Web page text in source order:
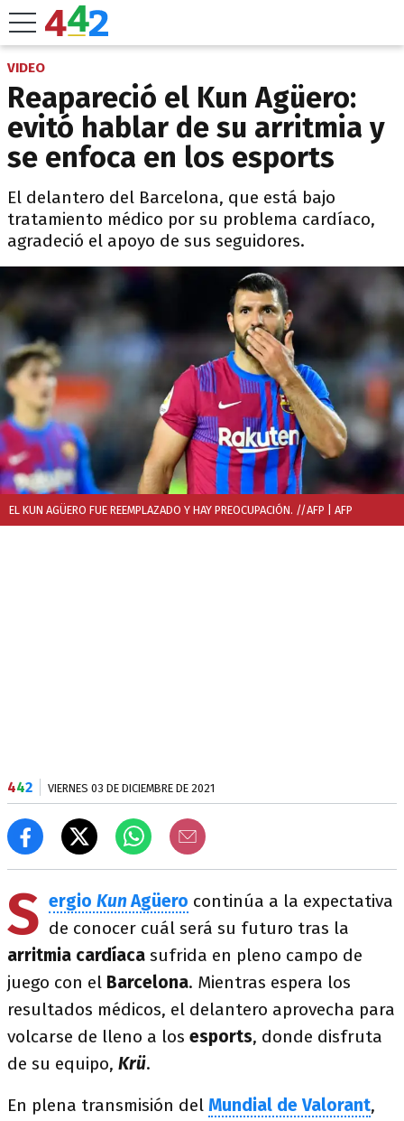
VIDEO
Reapareció el Kun Agüero:
evitó hablar de su arritmia y
se enfoca en los esports
El delantero del Barcelona, que está bajo
tratamiento médico por su problema cardíaco,
agradeció el apoyo de sus seguidores.
EL KUN AGÜERO FUE REEMPLAZADO Y HAY PREOCUPACIÓN. //AFP | AFP
442 VIERNES 03 DE DICIEMBRE DE 2021
S ergio KunAgüero continúa a la expectativa
de conocer cuál será su futuro tras la
arritmia cardíaca sufrida en pleno campo de
juego con el Barcelona. Mientras espera los
resultados médicos, el delantero aprovecha para
volcarse de lleno a los esports, donde disfruta
de su equipo, Krü.
En plena transmisión del Mundial de Valorant,